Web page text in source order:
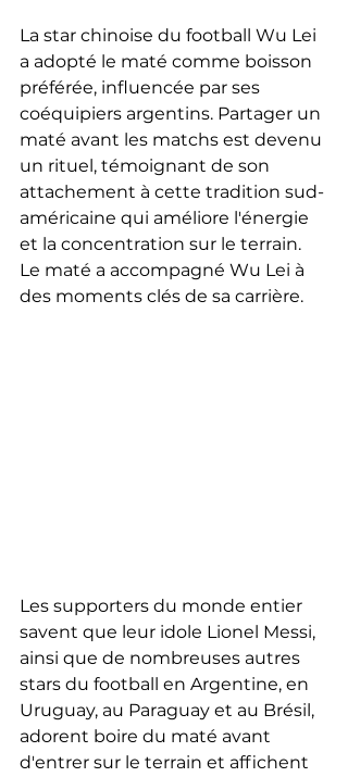
La star chinoise du football Wu Lei
a adopté le maté comme boisson
préférée, influencée par ses
coéquipiers argentins. Partager un
maté avant les matchs est devenu
un rituel, témoignant de son
attachement à cette tradition sud-
américaine qui améliore l'énergie
et la concentration sur le terrain.
Le maté a accompagné Wu Lei à
des moments clés de sa carrière.
Les supporters du monde entier
savent que leur idole Lionel Messi,
ainsi que de nombreuses autres
stars du football en Argentine, en
Uruguay, au Paraguay et au Brésil,
adorent boire du maté avant
d'entrer sur le terrain et affichent